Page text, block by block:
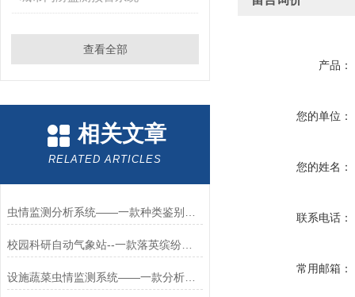
查看全部
相关文章
RELATED ARTICLES
校园科研自动气象站--一款落英缤纷的校园科研自动气象站#2024已更新
设施蔬菜虫情监测系统——一款分析虫口密度的小型虫情监测系统2025+派+
产品：
您的单位：
您的姓名：
联系电话：
常用邮箱：